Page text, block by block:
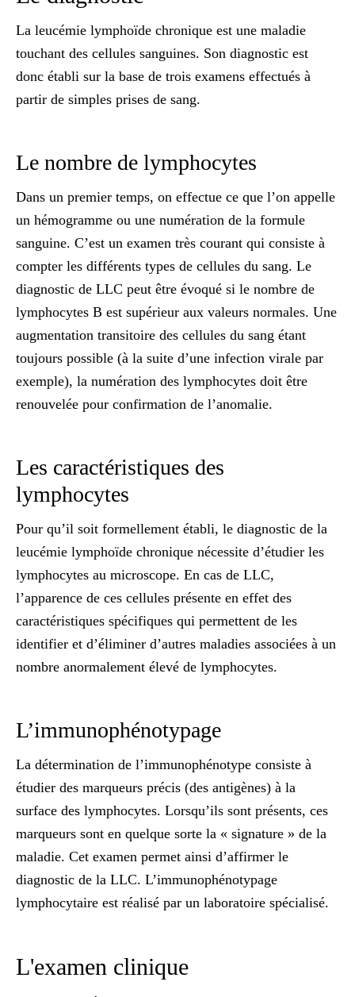
La leucémie lymphoïde chronique est une maladie
touchant des cellules sanguines. Son diagnostic est
donc établi sur la base de trois examens effectués à
partir de simples prises de sang.
Le nombre de lymphocytes
Dans un premier temps, on effectue ce que l’on appelle
un hémogramme ou une numération de la formule
sanguine. C’est un examen très courant qui consiste à
compter les différents types de cellules du sang. Le
diagnostic de LLC peut être évoqué si le nombre de
lymphocytes B est supérieur aux valeurs normales. Une
augmentation transitoire des cellules du sang étant
toujours possible (à la suite d’une infection virale par
exemple), la numération des lymphocytes doit être
renouvelée pour confirmation de l’anomalie.
Les caractéristiques des
lymphocytes
Pour qu’il soit formellement établi, le diagnostic de la
leucémie lymphoïde chronique nécessite d’étudier les
lymphocytes au microscope. En cas de LLC,
l’apparence de ces cellules présente en effet des
caractéristiques spécifiques qui permettent de les
identifier et d’éliminer d’autres maladies associées à un
nombre anormalement élevé de lymphocytes.
L’immunophénotypage
La détermination de l’immunophénotype consiste à
étudier des marqueurs précis (des antigènes) à la
surface des lymphocytes. Lorsqu’ils sont présents, ces
marqueurs sont en quelque sorte la « signature » de la
maladie. Cet examen permet ainsi d’affirmer le
diagnostic de la LLC. L’immunophénotypage
lymphocytaire est réalisé par un laboratoire spécialisé.
L'examen clinique